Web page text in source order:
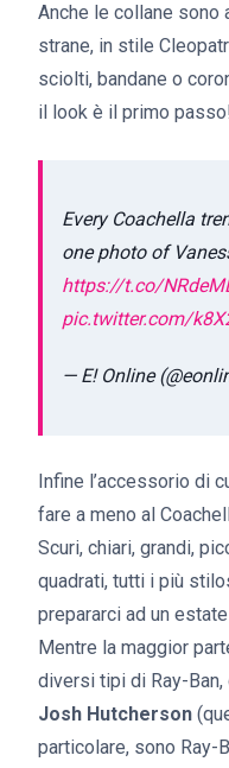
Anche le collane
strane, in stile
sciolti, bandane o
il look è il primo
Every Coachella
one photo of
https://t.co/
pic.twitter.com/
— E! Online
Infine l’accessorio di
fare a meno al
Scuri, chiari, grandi,
quadrati, tutti i più
prepararci ad un
Mentre la maggior
diversi tipi di Ray-Ban,
Josh Hutcherson
particolare, sono Ray-